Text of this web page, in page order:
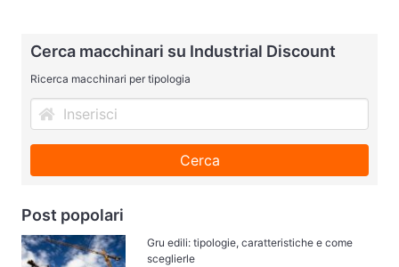
Cerca macchinari su Industrial Discount
Ricerca macchinari per tipologia
Cerca
Post popolari
Gru edili: tipologie, caratteristiche e come
sceglierle